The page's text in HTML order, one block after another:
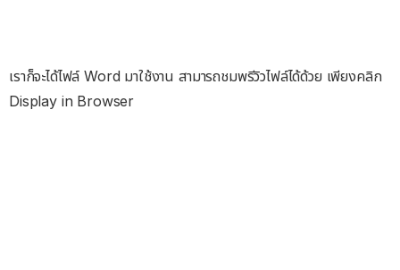
เราก็จะได้ไฟล์ Word มาใช้งาน สามารถชมพรีวิวไฟล์ได้ด้วย เพียงคลิก
Display in Browser